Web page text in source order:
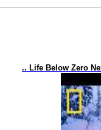
.. Life Below Zero